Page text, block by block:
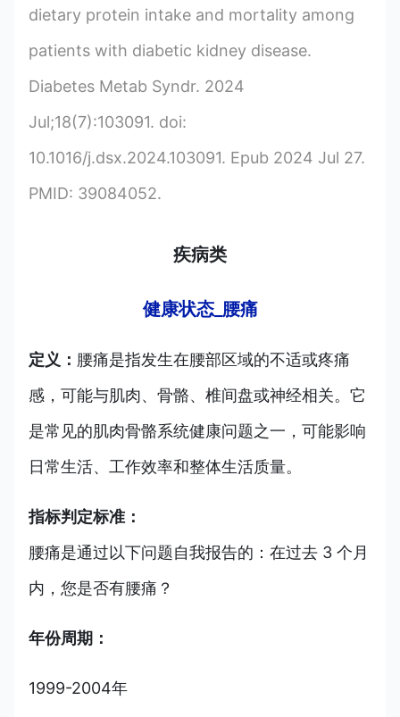
dietary protein intake and mortality among
patients with diabetic kidney disease.
Diabetes Metab Syndr. 2024
Jul;18(7):103091. doi:
10.1016/j.dsx.2024.103091. Epub 2024 Jul 27.
PMID: 39084052.
疾病类
健康状态_腰痛
定义： 腰痛是指发生在腰部区域的不适或疼痛
感，可能与肌肉、骨骼、椎间盘或神经相关。它
是常见的肌肉骨骼系统健康问题之一，可能影响
日常生活、工作效率和整体生活质量。
指标判定标准：
腰痛是通过以下问题自我报告的：在过去 3 个月
内，您是否有腰痛？
年份周期：
1999-2004年